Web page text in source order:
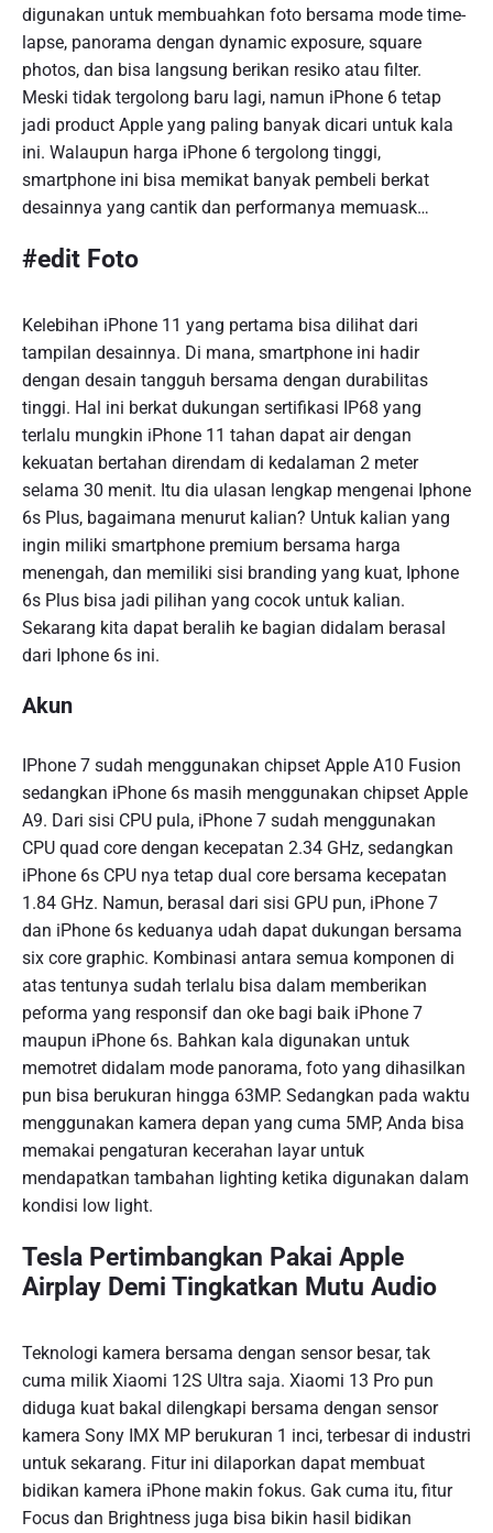
digunakan untuk membuahkan foto bersama mode time-
lapse, panorama dengan dynamic exposure, square
photos, dan bisa langsung berikan resiko atau filter.
Meski tidak tergolong baru lagi, namun iPhone 6 tetap
jadi product Apple yang paling banyak dicari untuk kala
ini. Walaupun harga iPhone 6 tergolong tinggi,
smartphone ini bisa memikat banyak pembeli berkat
desainnya yang cantik dan performanya memuask…
#edit Foto
Kelebihan iPhone 11 yang pertama bisa dilihat dari
tampilan desainnya. Di mana, smartphone ini hadir
dengan desain tangguh bersama dengan durabilitas
tinggi. Hal ini berkat dukungan sertifikasi IP68 yang
terlalu mungkin iPhone 11 tahan dapat air dengan
kekuatan bertahan direndam di kedalaman 2 meter
selama 30 menit. Itu dia ulasan lengkap mengenai Iphone
6s Plus, bagaimana menurut kalian? Untuk kalian yang
ingin miliki smartphone premium bersama harga
menengah, dan memiliki sisi branding yang kuat, Iphone
6s Plus bisa jadi pilihan yang cocok untuk kalian.
Sekarang kita dapat beralih ke bagian didalam berasal
dari Iphone 6s ini.
Akun
IPhone 7 sudah menggunakan chipset Apple A10 Fusion
sedangkan iPhone 6s masih menggunakan chipset Apple
A9. Dari sisi CPU pula, iPhone 7 sudah menggunakan
CPU quad core dengan kecepatan 2.34 GHz, sedangkan
iPhone 6s CPU nya tetap dual core bersama kecepatan
1.84 GHz. Namun, berasal dari sisi GPU pun, iPhone 7
dan iPhone 6s keduanya udah dapat dukungan bersama
six core graphic. Kombinasi antara semua komponen di
atas tentunya sudah terlalu bisa dalam memberikan
peforma yang responsif dan oke bagi baik iPhone 7
maupun iPhone 6s. Bahkan kala digunakan untuk
memotret didalam mode panorama, foto yang dihasilkan
pun bisa berukuran hingga 63MP. Sedangkan pada waktu
menggunakan kamera depan yang cuma 5MP, Anda bisa
memakai pengaturan kecerahan layar untuk
mendapatkan tambahan lighting ketika digunakan dalam
kondisi low light.
Tesla Pertimbangkan Pakai Apple
Airplay Demi Tingkatkan Mutu Audio
Teknologi kamera bersama dengan sensor besar, tak
cuma milik Xiaomi 12S Ultra saja. Xiaomi 13 Pro pun
diduga kuat bakal dilengkapi bersama dengan sensor
kamera Sony IMX MP berukuran 1 inci, terbesar di industri
untuk sekarang. Fitur ini dilaporkan dapat membuat
bidikan kamera iPhone makin fokus. Gak cuma itu, fitur
Focus dan Brightness juga bisa bikin hasil bidikan